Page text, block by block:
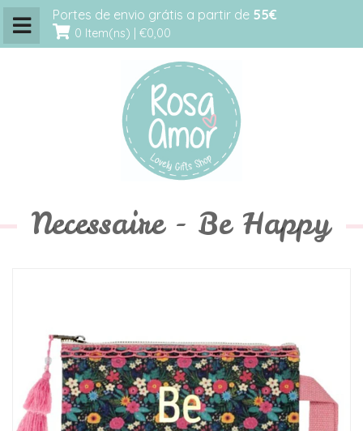
Portes de envio grátis a partir de 55€
0 Item(ns) | €0,00
Necessaire - Be Happy